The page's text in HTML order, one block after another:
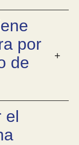
por
de
el